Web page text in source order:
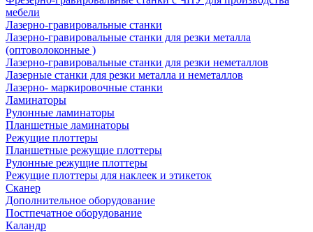
мебели
Лазерно-гравировальные станки
Лазерно-гравировальные станки для резки металла
(оптоволоконные )
Лазерно-гравировальные станки для резки неметаллов
Лазерные станки для резки металла и неметаллов
Лазерно- маркировочные станки
Ламинаторы
Рулонные ламинаторы
Планшетные ламинаторы
Режущие плоттеры
Планшетные режущие плоттеры
Рулонные режущие плоттеры
Режущие плоттеры для наклеек и этикеток
Сканер
Дополнительное оборудование
Постпечатное оборудование
Каландр